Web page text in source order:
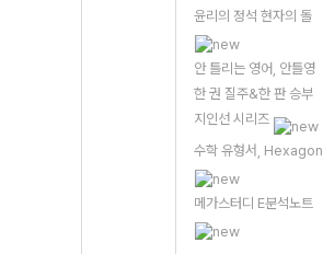
윤리의 정석 현자의 돌
안 틀리는 영어, 안틀영
한 권 질주&한 판 승부
지인선 시리즈
수학 유형서, Hexagon
메가스터디 E분석노트